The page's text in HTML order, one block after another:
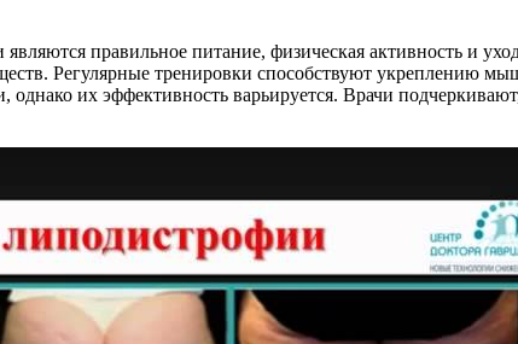
правильное питание, физическая активность и
Регулярные тренировки способствуют укреплению
их эффективность варьируется. Врачи